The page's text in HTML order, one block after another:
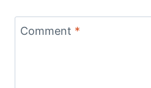
Comment *